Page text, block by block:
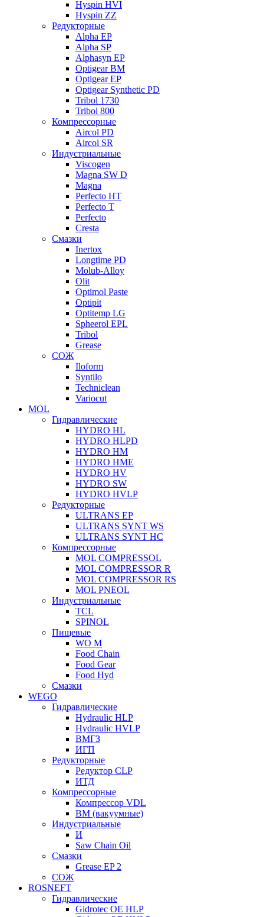
Hyspin HVI
Hyspin ZZ
Редукторные
Alpha EP
Alpha SP
Alphasyn EP
Optigear BM
Optigear EP
Optigear Synthetic PD
Tribol 1730
Tribol 800
Компрессорные
Aircol PD
Aircol SR
Индустриальные
Viscogen
Magna SW D
Magna
Perfecto HT
Perfecto T
Perfecto
Cresta
Смазки
Inertox
Longtime PD
Molub-Alloy
Olit
Optimol Paste
Optipit
Optitemp LG
Spheerol EPL
Tribol
Grease
СОЖ
Iloform
Syntilo
Techniclean
Variocut
MOL
Гидравлические
HYDRO HL
HYDRO HLPD
HYDRO HM
HYDRO HME
HYDRO HV
HYDRO SW
HYDRO HVLP
Редукторные
ULTRANS EP
ULTRANS SYNT WS
ULTRANS SYNT HC
Компрессорные
MOL COMPRESSOL
MOL COMPRESSOR R
MOL COMPRESSOR RS
MOL PNEOL
Индустриальные
TCL
SPINOL
Пищевые
WO M
Food Chain
Food Gear
Food Hyd
Смазки
WEGO
Гидравлические
Hydraulic HLP
Hydraulic HVLP
ВМГЗ
ИГП
Редукторные
Редуктор CLP
ИТД
Компрессорные
Компрессор VDL
ВМ (вакуумные)
Индустриальные
И
Saw Chain Oil
Смазки
Grease EP 2
СОЖ
ROSNEFT
Гидравлические
Gidrotec OE HLP